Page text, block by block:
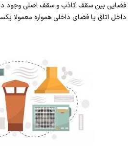
فضایی بین سقف کاذب و سقف اصلی وجود
داخل اتاق یا فضای داخلی همواره معمولا